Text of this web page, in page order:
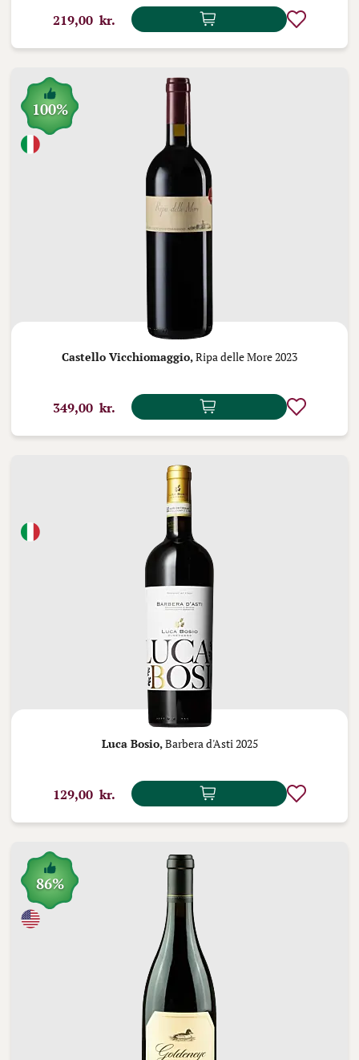
219,00 kr.
100%
Castello Vicchiomaggio, Ripa delle More 2023
349,00 kr.
Luca Bosio,Barbera d'Asti 2025
129,00 kr.
86%